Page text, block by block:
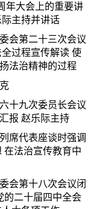
年大会上的重要讲
主持并讲话
会第二十三次会议
过程宣传解读 使
法治精神的过程
十九次委员长会议
报 赵乐际主持
席代表座谈时强调
在法治宣传教育中
会第十八次会议闭
的二十届四中全会